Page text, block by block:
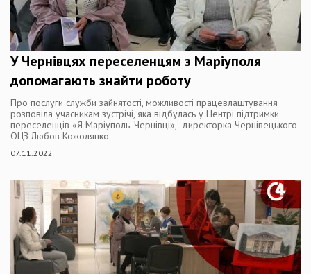
У Чернівцях переселенцям з Маріуполя
допомагають знайти роботу
Про послуги служби зайнятості, можливості працевлаштування
розповіла учасникам зустрічі, яка відбулась у Центрі підтримки
переселенців «Я Маріуполь. Чернівці», директорка Чернівецького
ОЦЗ Любов Кожолянко.
07.11.2022